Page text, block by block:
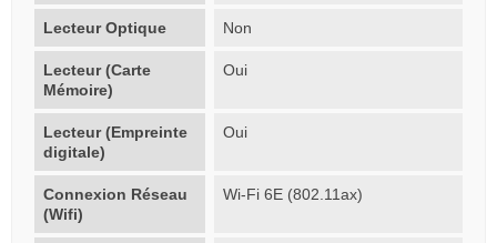
Lecteur Optique Non
Lecteur (Carte
Mémoire)
Oui
Lecteur (Empreinte
digitale)
Oui
Connexion Réseau
(Wifi)
Wi-Fi 6E (802.11ax)